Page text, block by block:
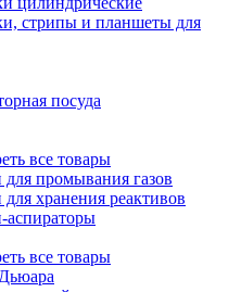
стрипы и планшеты для
посуда
все товары
промывания газов
хранения реактивов
аспираторы
все товары